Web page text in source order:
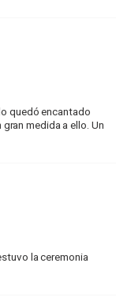
quedó encantado
medida a ello. Un
la ceremonia